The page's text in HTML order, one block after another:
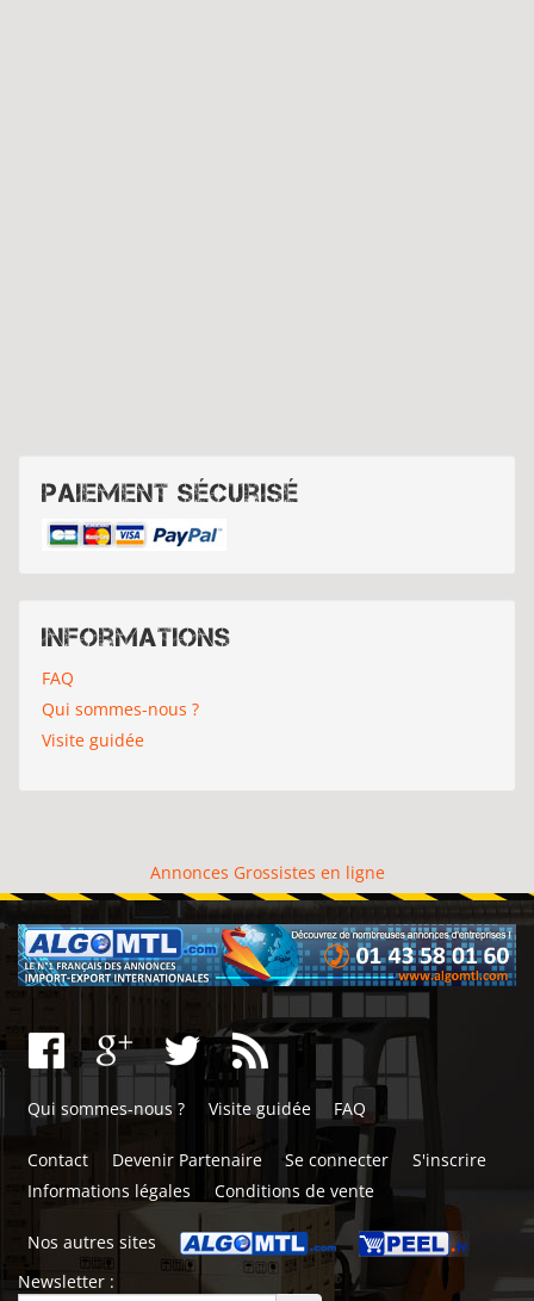
Paiement sécurisé
Informations
FAQ
Qui sommes-nous ?
Visite guidée
Annonces Grossistes en ligne
Qui sommes-nous ? Visite guidée FAQ
Contact Devenir Partenaire Se connecter
S'inscrire
Informations légales
Conditions de vente
Nos autres sites
Newsletter :